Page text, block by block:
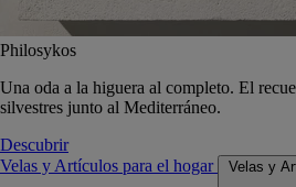
Philosykos
Una oda a la higuera al completo. El
silvestres junto al Mediterráneo.
Descubrir
Velas y Artículos para el hogar
Velas y